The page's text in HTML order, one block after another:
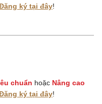
ký tại đây!
chuẩn hoặc Nâng cao
ký tại đây!